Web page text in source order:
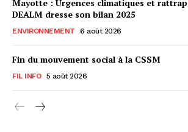
Mayotte : Urgences climatiques et
DEALM dresse son bilan 2025
ENVIRONNEMENT 6 août 2026
Fin du mouvement social à la CSSM
FIL INFO 5 août 2026